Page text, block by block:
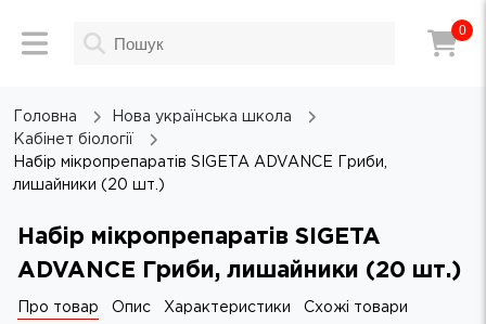
0
Головна
Нова українська школа
Кабінет біології
Набір мікропрепаратів SIGETA ADVANCE Гриби,
лишайники (20 шт.)
Набір мікропрепаратів SIGETA
ADVANCE Гриби, лишайники (20 шт.)
Про товар Опис Характеристики Схожі товари